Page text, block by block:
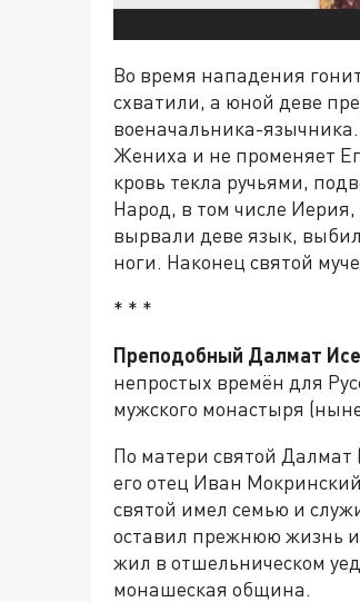
Во время нападения
схватили, а юной деве
военачальника-
Жениха и не променяет
кровь текла ручьями,
Народ, в том числе
вырвали деве язык,
ноги. Наконец святой
* * *
Преподобный Далмат
непростых времён для
мужского монастыря
По матери святой
его отец Иван
святой имел семью и
оставил прежнюю жизнь
жил в отшельническом
монашеская община.